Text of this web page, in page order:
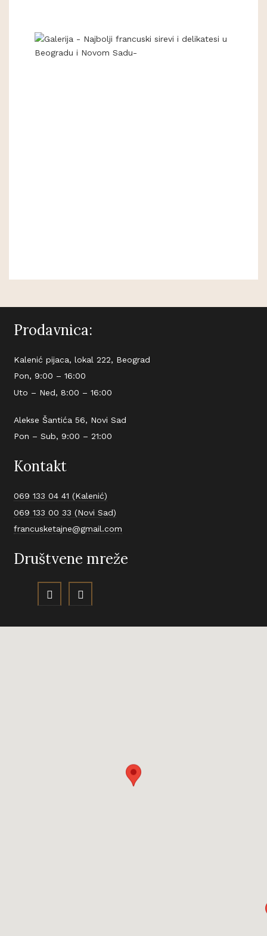
Prodavnica:
Kalenić pijaca, lokal 222, Beograd
Pon, 9:00 – 16:00
Uto – Ned, 8:00 – 16:00
Alekse Šantića 56, Novi Sad
Pon – Sub, 9:00 – 21:00
Kontakt
069 133 04 41 (Kalenić)
069 133 00 33 (Novi Sad)
francusketajne@gmail.com
Društvene mreže